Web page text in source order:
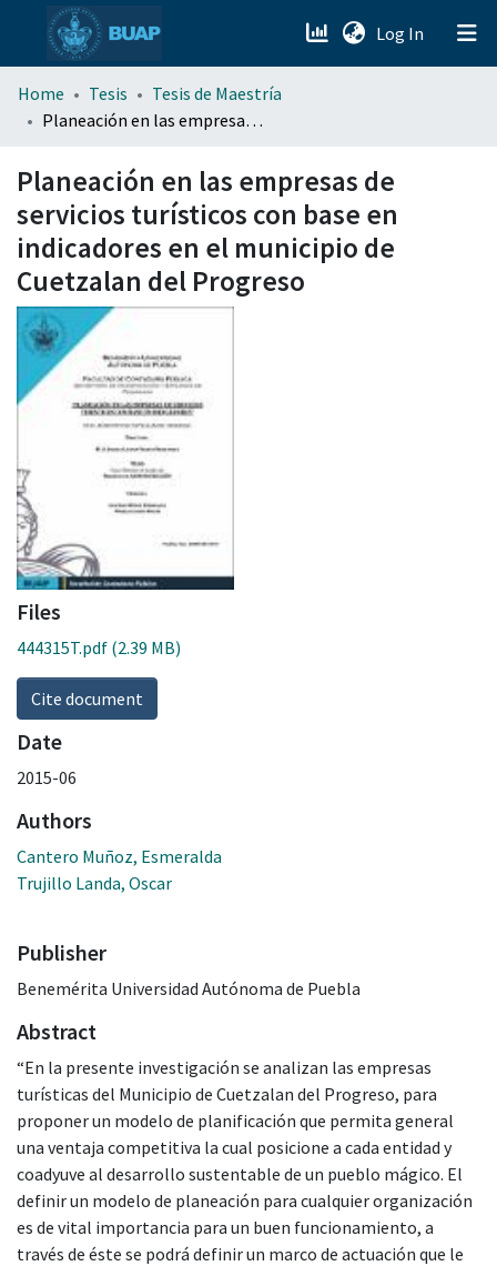
Log In (current)
menu.section.about_menu
Home Tesis
Tesis de Maestría
Planeación en las empresas de servicios turísticos con base en indicadores en el municipio de Cuetzalan del Progreso
Planeación en las empresas de
servicios turísticos con base en
indicadores en el municipio de
Cuetzalan del Progreso
Files
444315T.pdf (2.39 MB)
Cite document
Date
2015-06
Authors
Cantero Muñoz, Esmeralda
Trujillo Landa, Oscar
Publisher
Benemérita Universidad Autónoma de Puebla
Abstract
“En la presente investigación se analizan las empresas
turísticas del Municipio de Cuetzalan del Progreso, para
proponer un modelo de planificación que permita general
una ventaja competitiva la cual posicione a cada entidad y
coadyuve al desarrollo sustentable de un pueblo mágico. El
definir un modelo de planeación para cualquier organización
es de vital importancia para un buen funcionamiento, a
través de éste se podrá definir un marco de actuación que le